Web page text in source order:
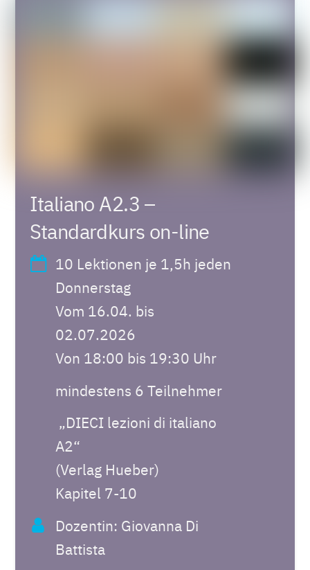
Italiano A2.3 –
Standardkurs on-line
10 Lektionen je 1,5h jeden
Donnerstag
Vom 16.04. bis
02.07.2026
Von 18:00 bis 19:30 Uhr
mindestens 6 Teilnehmer
„DIECI lezioni di italiano
A2“
(Verlag Hueber)
Kapitel 7-10
Dozentin: Giovanna Di
Battista